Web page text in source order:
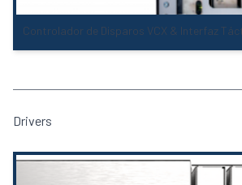
Controlador de Disparos VCX & Interfaz
Drivers